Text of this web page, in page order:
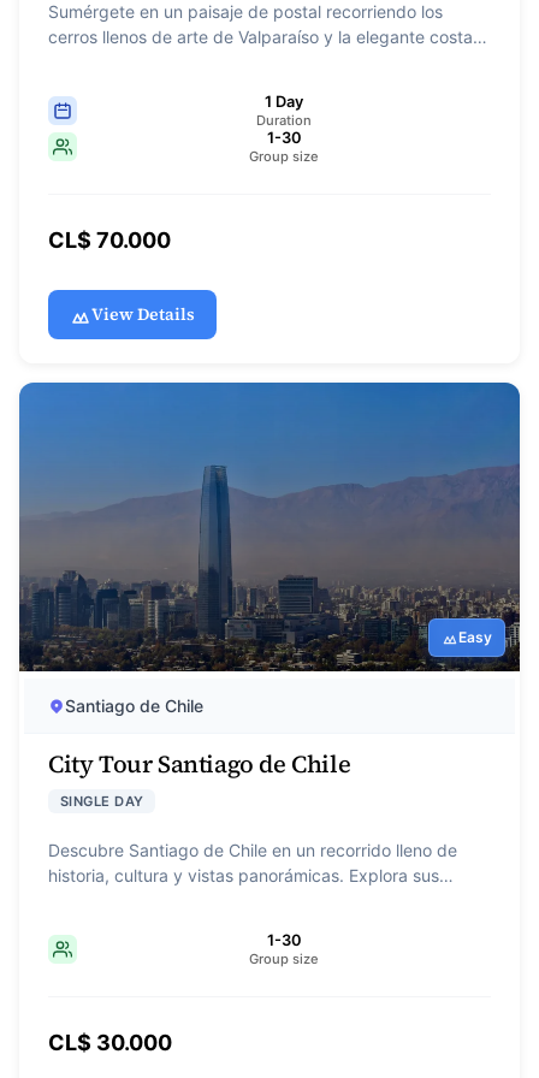
Sumérgete en un paisaje de postal recorriendo los
cerros llenos de arte de Valparaíso y la elegante costa
espectaculares al océano Pacífico. Una experiencia
imperdible para quienes visitan Santiago y quieren
conocer lo mejor de la costa chilena.
1 Day
Duration
1-30
Group size
CL$ 70.000
View Details
Easy
Santiago de Chile
City Tour Santiago de Chile
SINGLE DAY
Descubre Santiago de Chile en un recorrido lleno de
historia, cultura y vistas panorámicas. Explora sus
conocer lo mejor de la capital en poco tiempo.
1-30
Group size
CL$ 30.000